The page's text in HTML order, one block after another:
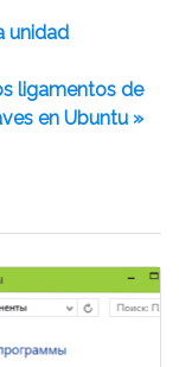
unidad
ligamentos de
en Ubuntu »